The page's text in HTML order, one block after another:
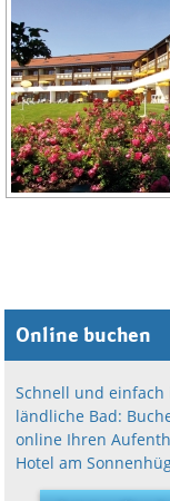
Online buchen
Schnell und einfach
ländliche Bad:
online Ihren
Hotel am